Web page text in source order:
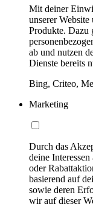
Mit deiner
unserer
Produkte. Dazu
ab und nutzen
Dienste bereits
Bing, Criteo,
Marketing
Durch das
deine
oder
basierend auf
sowie deren
wir auf dieser